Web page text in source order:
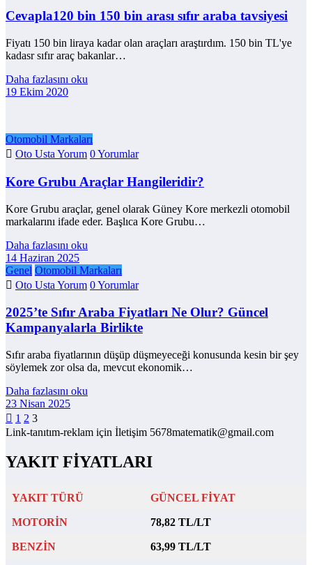
Cevapla120 bin 150 bin arası sıfır araba tavsiyesi
Fiyatı 150 bin liraya kadar olan araçları araştırdım. 150 bin TL'ye
kadasr sıfır araç bakanlar…
Daha fazlasını oku
19 Ekim 2020
Otomobil Markaları
Oto Usta Yorum 0 Yorumlar
Kore Grubu Araçlar Hangileridir?
Kore Grubu araçlar, genel olarak Güney Kore merkezli otomobil
markalarını ifade eder. Başlıca Kore Grubu…
Daha fazlasını oku
14 Haziran 2025
Genel Otomobil Markaları
Oto Usta Yorum 0 Yorumlar
2025’te Sıfır Araba Fiyatları Ne Olur? Güncel
Kampanyalarla Birlikte
Sıfır araba fiyatlarının düşüp düşmeyeceği konusunda kesin bir şey
söylemek zor olsa da, mevcut ekonomik…
Daha fazlasını oku
23 Nisan 2025
Yazı
sayfalaması
1 2 3
Link-tanıtım-reklam için İletişim 5678matematik@gmail.com
YAKIT FİYATLARI
YAKIT TÜRÜ GÜNCEL FİYAT
MOTORİN 78,82 TL/LT
BENZİN 63,99 TL/LT